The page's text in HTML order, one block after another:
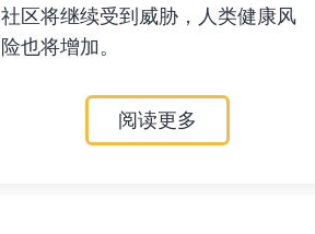
社区将继续受到威胁，人类健康风
险也将增加。
阅读更多